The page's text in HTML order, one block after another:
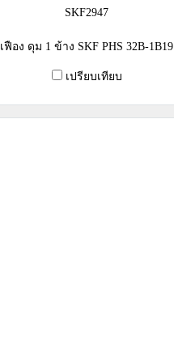
SKF2947
เฟือง ดุม 1 ข้าง SKF PHS 32B-1B19
เปรียบเทียบ